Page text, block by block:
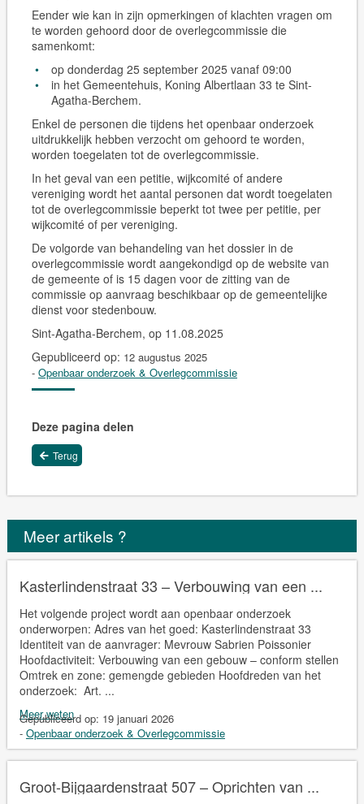
Eender wie kan in zijn opmerkingen of klachten vragen om
te worden gehoord door de overlegcommissie die
samenkomt:
op donderdag 25 september 2025 vanaf 09:00
in het Gemeentehuis, Koning Albertlaan 33 te Sint-
Agatha-Berchem.
Enkel de personen die tijdens het openbaar onderzoek
uitdrukkelijk hebben verzocht om gehoord te worden,
worden toegelaten tot de overlegcommissie.
In het geval van een petitie, wijkcomité of andere
vereniging wordt het aantal personen dat wordt toegelaten
tot de overlegcommissie beperkt tot twee per petitie, per
wijkcomité of per vereniging.
De volgorde van behandeling van het dossier in de
overlegcommissie wordt aangekondigd op de website van
de gemeente of is 15 dagen voor de zitting van de
commissie op aanvraag beschikbaar op de gemeentelijke
dienst voor stedenbouw.
Sint-Agatha-Berchem, op 11.08.2025
Gepubliceerd op: 12 augustus 2025
- Openbaar onderzoek & Overlegcommissie
Deze pagina delen
Terug
Meer artikels ?
Kasterlindenstraat 33 – Verbouwing van een ...
Het volgende project wordt aan openbaar onderzoek
onderworpen: Adres van het goed: Kasterlindenstraat 33
Identiteit van de aanvrager: Mevrouw Sabrien Poissonier
Hoofdactiviteit: Verbouwing van een gebouw – conform stellen
Omtrek en zone: gemengde gebieden Hoofdreden van het
onderzoek: Art. ...
Meer weten
Gepubliceerd op: 19 januari 2026
- Openbaar onderzoek & Overlegcommissie
Groot-Bijgaardenstraat 507 – Oprichten van ...